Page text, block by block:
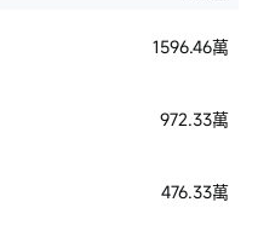
1596.46萬
972.33萬
476.33萬